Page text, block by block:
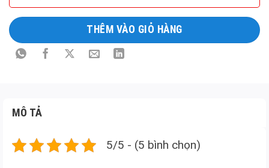
phẩm
THÊM VÀO GIỎ HÀNG
MÔ TẢ
5/5 - (5 bình chọn)